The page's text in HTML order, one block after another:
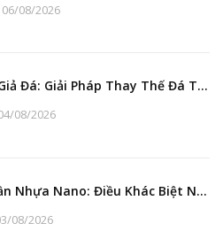
06/08/2026
Tấm Nano Giả Đá: Giải Pháp Thay Thế Đá Tự Nhiên Đẹp, Bền Và Tiết Kiệm
08/2026
Phào Cổ Trần Nhựa Nano: Điều Khác Biệt Nằm Ở Đâu?
08/2026